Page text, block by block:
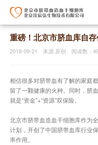
重磅！北京市脐血库自
2018-09-21 来源:原创 阅读数：
相信很多对脐带血有了解的家庭
留了一颗健康的火种。同时，脐
就是“资金”+“资源”双保险。
北京市脐带血造血干细胞库作为
计划，开创了中国脐带血库行业
率作用。